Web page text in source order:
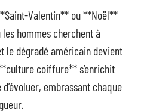
Valentin** ou **Noël**
hommes cherchent à
le dégradé américain devient
coiffure** s’enrichit
embrassant chaque